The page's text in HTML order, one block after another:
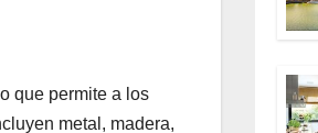
que permite a los
metal, madera,